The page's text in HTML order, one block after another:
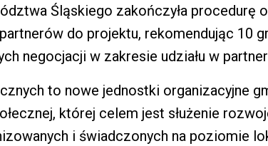
Śląskiego zakończyła procedurę
do projektu, rekomendując 10
negocjacji w zakresie udziału w
to nowe jednostki organizacyjne
której celem jest służenie
i świadczonych na poziomie